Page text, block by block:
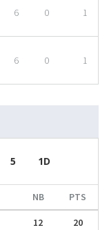
6 0 1
6 0 1
5 1D
NB PTS
12 20